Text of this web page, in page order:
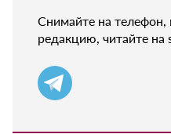
Снимайте на телефон,
редакцию, читайте на